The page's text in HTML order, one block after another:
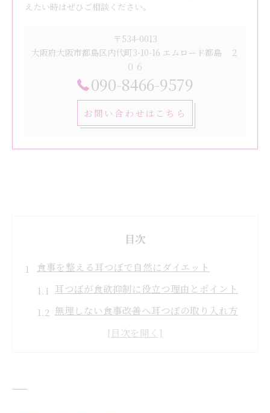
えたい時はぜひご相談ください。
〒534-0013
大阪府大阪市都島区内代町3-10-16 エムロード都島 ２
０６
090-8466-9579
お問い合わせはこちら
目次
食事を整える耳つぼで自然にダイエット
耳つぼが食欲抑制に役立つ理由とポイント
無理しない食事改善へ耳つぼの取り入れ方
耳つぼ活用で自然なダイエットを始めるコ